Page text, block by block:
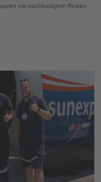
mit nachhaltigem Reisen